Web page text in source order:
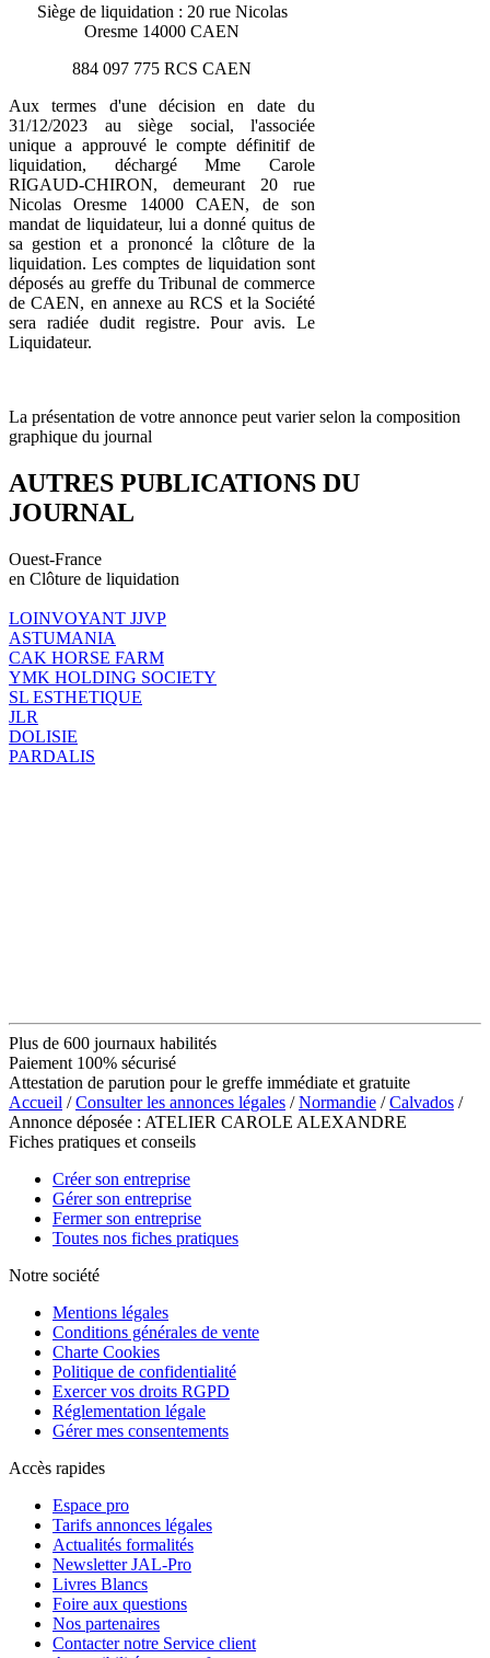
Siège de liquidation : 20 rue Nicolas
Oresme 14000 CAEN
884 097 775 RCS CAEN
Aux termes d'une décision en date du
31/12/2023 au siège social, l'associée
unique a approuvé le compte définitif de
liquidation, déchargé Mme Carole
RIGAUD-CHIRON, demeurant 20 rue
Nicolas Oresme 14000 CAEN, de son
mandat de liquidateur, lui a donné quitus de
sa gestion et a prononcé la clôture de la
liquidation. Les comptes de liquidation sont
déposés au greffe du Tribunal de commerce
de CAEN, en annexe au RCS et la Société
sera radiée dudit registre. Pour avis. Le
Liquidateur.
La présentation de votre annonce peut varier selon la composition
graphique du journal
AUTRES PUBLICATIONS DU
JOURNAL
Ouest-France
en Clôture de liquidation
LOINVOYANT JJVP
ASTUMANIA
CAK HORSE FARM
YMK HOLDING SOCIETY
SL ESTHETIQUE
JLR
DOLISIE
PARDALIS
Plus de 600 journaux habilités
Paiement 100% sécurisé
Attestation de parution pour le greffe immédiate et gratuite
Accueil /Consulter les annonces légales /Normandie /Calvados /
Annonce déposée : ATELIER CAROLE ALEXANDRE
Fiches pratiques et conseils
Créer son entreprise
Gérer son entreprise
Fermer son entreprise
Toutes nos fiches pratiques
Notre société
Mentions légales
Conditions générales de vente
Charte Cookies
Politique de confidentialité
Exercer vos droits RGPD
Réglementation légale
Gérer mes consentements
Accès rapides
Espace pro
Tarifs annonces légales
Actualités formalités
Newsletter JAL-Pro
Livres Blancs
Foire aux questions
Nos partenaires
Contacter notre Service client